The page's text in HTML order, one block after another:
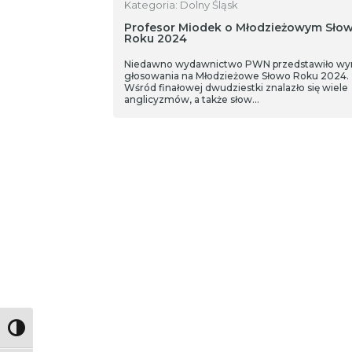
Toggle High Contrast
Kategoria: Dolny Śląsk
Profesor Miodek o Młodzieżowym
Roku 2024
Niedawno wydawnictwo PWN przedstawiło
głosowania na Młodzieżowe Słowo Roku 2024.
Wśród finałowej dwudziestki znalazło się wiele
anglicyzmów, a także słow…